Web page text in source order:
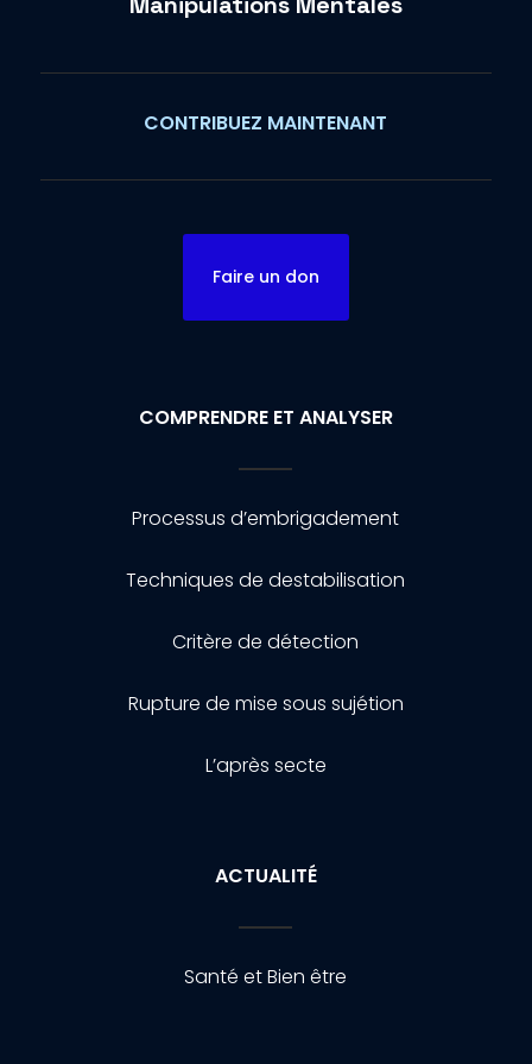
CONTRIBUEZ MAINTENANT
Faire un don
COMPRENDRE ET ANALYSER
Processus d’embrigadement
Techniques de destabilisation
Critère de détection
Rupture de mise sous sujétion
L’après secte
ACTUALITÉ
Santé et Bien être